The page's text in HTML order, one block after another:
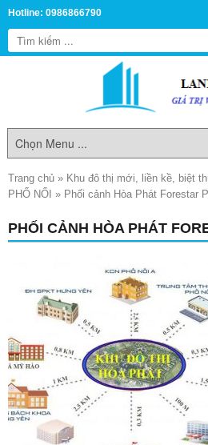
Hotline: 0986866790
Trang chủ » Khu đô thị mới, liền kề, biệt
PHỐ NỐI » Phối cảnh Hòa Phát Forestar
PHỐI CẢNH HÒA PHÁT